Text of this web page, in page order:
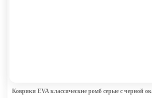
Коврики EVA классические ромб серые с черной